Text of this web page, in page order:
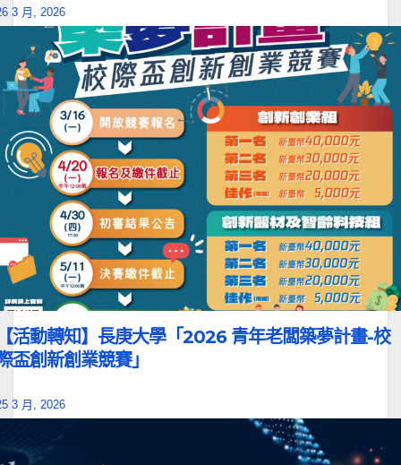
3 月, 2026
活動轉知】長庚大學「2026 青年老闆築夢計畫-校
盃創新創業競賽」
3 月, 2026